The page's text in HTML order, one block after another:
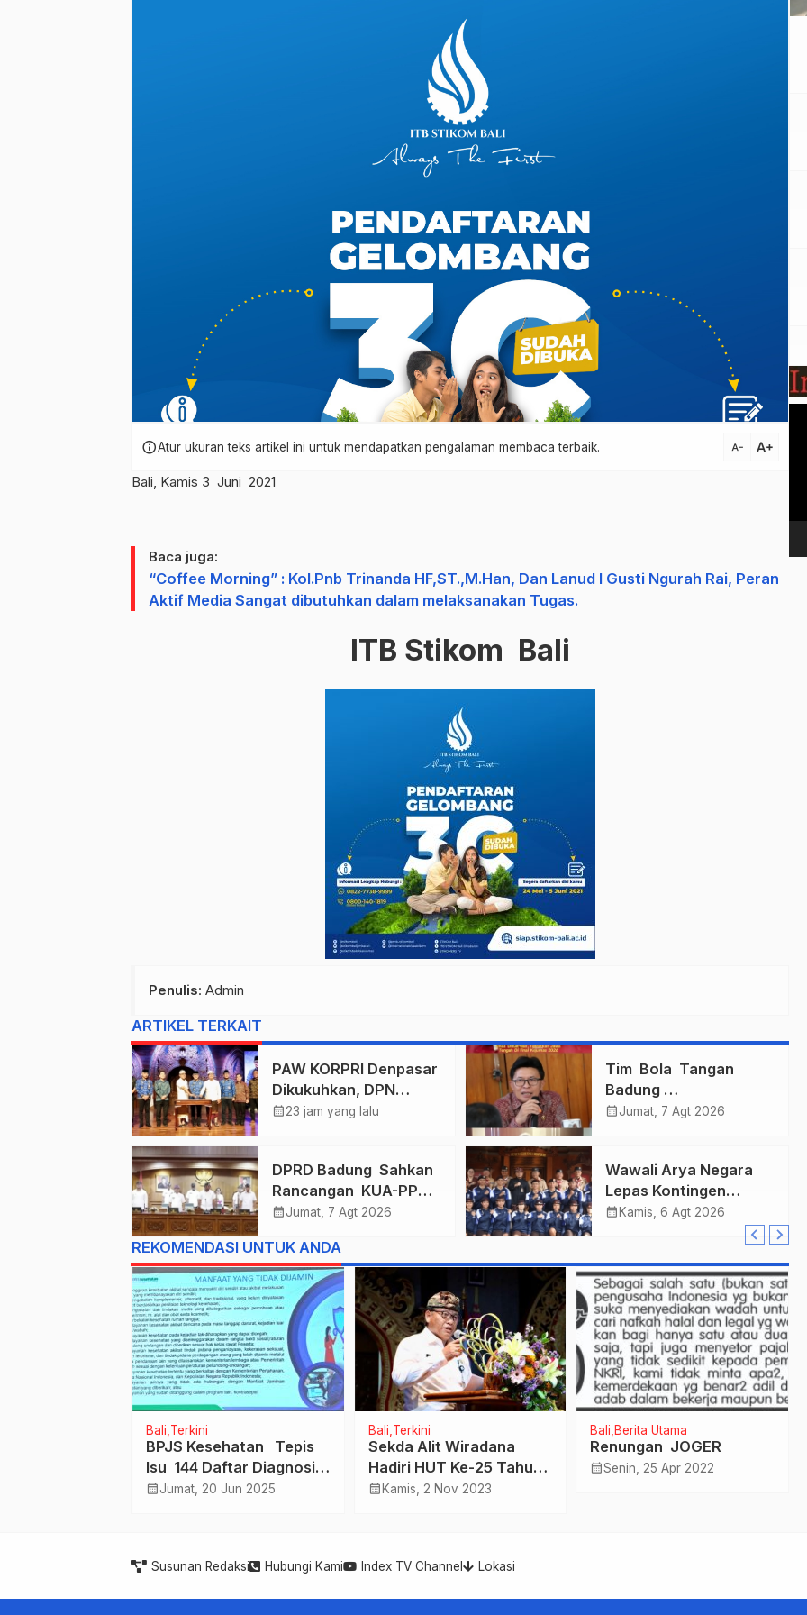
infoAtur ukuran teks artikel ini untuk mendapatkan pengalaman membaca terbaik. text_decrease text_increase
Bali, Kamis 3 Juni 2021
Baca juga:
“Coffee Morning” : Kol.Pnb Trinanda HF,ST.,M.Han, Dan Lanud I Gusti Ngurah Rai, Peran
Aktif Media Sangat dibutuhkan dalam melaksanakan Tugas.
ITB Stikom Bali
Penulis: Admin
ARTIKEL TERKAIT
PAW KORPRI Denpasar
Dikukuhkan, DPN
Apresiasi “Sembagi
Rentan
calendar_month23 jam yang lalu
Tim Bola Tangan
Badung
Persembahkan Emas
Kejurnas 2026
calendar_monthJumat, 7 Agt 2026
DPRD Badung Sahkan
Rancangan KUA-PPAS
2027, Anggaran
Rp. 11 Triliun
calendar_monthJumat, 7 Agt 2026
Wawali Arya Negara
Lepas Kontingen
Kwarcab Denpasar
2026.
calendar_month Kamis, 6 Agt 2026
REKOMENDASI UNTUK ANDA
Bali Terkini
BPJS Kesehatan Tepis
Isu 144 Daftar Diagnosis
yang Tidak Dapat Dirujuk
calendar_monthJumat, 20 Jun 2025
Bali Terkini
Sekda Alit Wiradana
Hadiri HUT Ke-25 Tahun
BKS LPD Kota Denpasar
calendar_month Kamis, 2 Nov 2023
Bali Berita Utama
Renungan JOGER
calendar_monthSenin, 25 Apr 2022
Susunan Redaksi Hubungi Kami Index TV Channel Lokasi